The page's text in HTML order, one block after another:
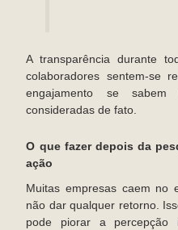
A transparência durante
colaboradores sentem-se
engajamento se
consideradas de fato.
O que fazer depois da
ação
Muitas empresas caem no
não dar qualquer retorno.
pode piorar a